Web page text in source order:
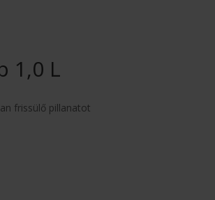
1,0 L
frissülő pillanatot